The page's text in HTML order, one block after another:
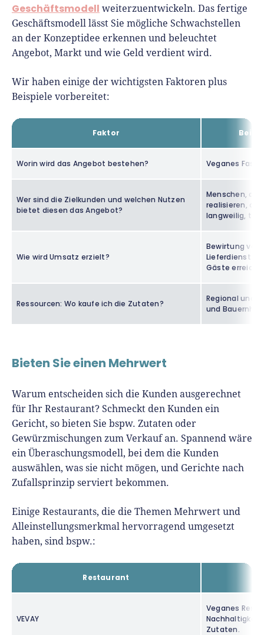
Geschäftsmodell weiterzuentwickeln. Das fertige
Geschäftsmodell lässt Sie mögliche Schwachstellen
an der Konzeptidee erkennen und beleuchtet
Angebot, Markt und wie Geld verdient wird.
Wir haben einige der wichtigsten Faktoren plus
Beispiele vorbereitet:
Faktor
Worin wird das Angebot bestehen? Veganes Fast
Wer sind die Zielkunden und welchen Nutzen
bietet diesen das Angebot?
Menschen, die
realisieren,
langweilig,
Wie wird Umsatz erzielt?
Bewirtung von
Lieferdienst
Gäste
Ressourcen: Wo kaufe ich die Zutaten?
Regional und
und
Bieten Sie einen Mehrwert
Warum entscheiden sich die Kunden ausgerechnet
für Ihr Restaurant? Schmeckt den Kunden ein
Gericht, so bieten Sie bspw. Zutaten oder
Gewürzmischungen zum Verkauf an. Spannend wäre
ein Überaschungsmodell, bei dem die Kunden
auswählen, was sie nicht mögen, und Gerichte nach
Zufallsprinzip serviert bekommen.
Einige Restaurants, die die Themen Mehrwert und
Alleinstellungsmerkmal hervorragend umgesetzt
haben, sind bspw.:
Restaurant
VEVAY
Veganes
Nachhaltigkeit
Zutaten.